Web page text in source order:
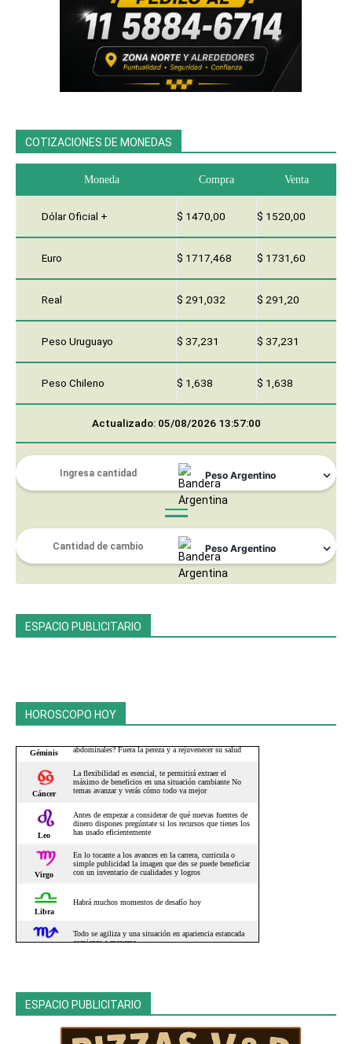
COTIZACIONES DE MONEDAS
Moneda Compra Venta
Dólar Oficial + $ 1470,00 $ 1520,00
Euro $ 1717,468 $ 1731,60
Real $ 291,032 $ 291,20
Peso Uruguayo $ 37,231 $ 37,231
Peso Chileno $ 1,638 $ 1,638
Actualizado: 05/08/2026 13:57:00
ESPACIO PUBLICITARIO
HOROSCOPO HOY
ESPACIO PUBLICITARIO